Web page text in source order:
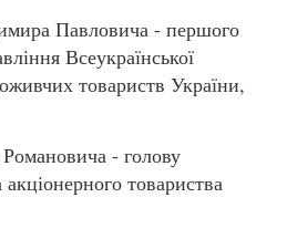
Павловича - першого
Всеукраїнської
товариств України,
- голову
товариства